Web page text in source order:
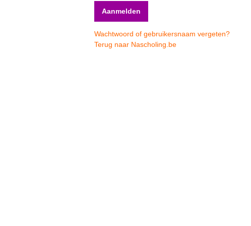
Wachtwoord of gebruikersnaam vergeten?
Terug naar Nascholing.be